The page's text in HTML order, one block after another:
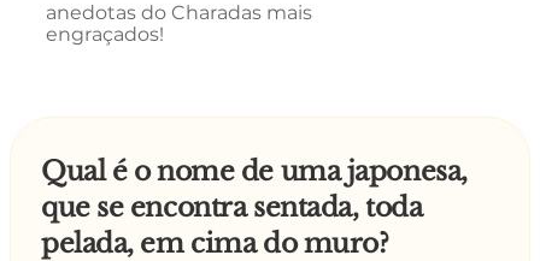
anedotas do Charadas mais
engraçados!
Qual é o nome de uma japonesa,
que se encontra sentada, toda
pelada, em cima do muro?